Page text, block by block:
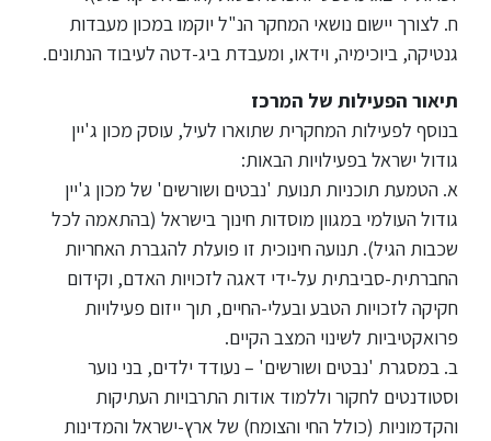
משרתי
וכוחות
הביטחון
זכויות
והטבות
הרשמו
עכשיו
ח. לצורך יישום נושאי המחקר הנ"ל יוקמו במכון מעבדות
גנטיקה, ביוכימיה, וידאו, ומעבדת ביג-דטה לעיבוד הנתונים.
תיאור הפעילות של המרכז
בנוסף לפעילות המחקרית שתוארו לעיל, עוסק מכון ג'יין
גודול ישראל בפעילויות הבאות:
א. הטמעת תוכניות תנועת 'נבטים ושורשים' של מכון ג'יין
גודול העולמי במגוון מוסדות חינוך בישראל (בהתאמה לכל
שכבות הגיל). תנועה חינוכית זו פועלת להגברת האחריות
החברתית-סביבתית על-ידי דאגה לזכויות האדם, וקידום
חקיקה לזכויות הטבע ובעלי-החיים, תוך ייזום פעילויות
פרואקטיביות לשינוי המצב הקיים.
ב. במסגרת 'נבטים ושורשים' – נעודד ילדים, בני נוער
וסטודנטים לחקור וללמוד אודות התרבויות העתיקות
והקדמוניות (כולל החי והצומח) של ארץ-ישראל והמדינות